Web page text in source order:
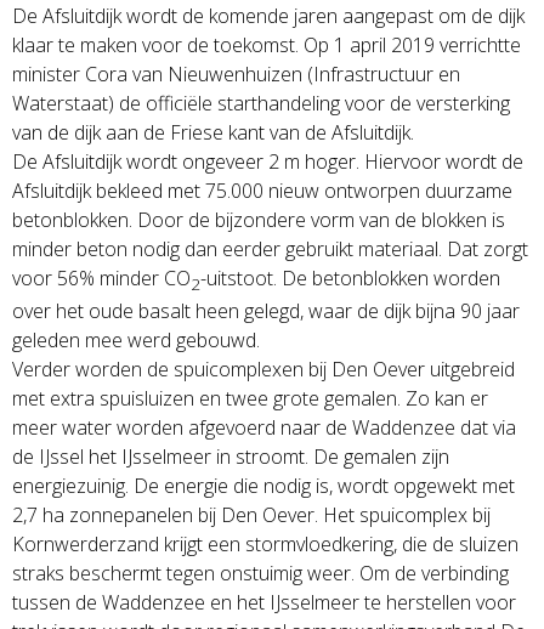
De Afsluitdijk wordt de komende jaren aangepast om de dijk
klaar te maken voor de toekomst. Op 1 april 2019 verrichtte
minister Cora van Nieuwenhuizen (Infrastructuur en
Waterstaat) de officiële starthandeling voor de versterking
van de dijk aan de Friese kant van de Afsluitdijk.
De Afsluitdijk wordt ongeveer 2 m hoger. Hiervoor wordt de
Afsluitdijk bekleed met 75.000 nieuw ontworpen duurzame
betonblokken. Door de bijzondere vorm van de blokken is
minder beton nodig dan eerder gebruikt materiaal. Dat zorgt
voor 56% minder CO2-uitstoot. De betonblokken worden
over het oude basalt heen gelegd, waar de dijk bijna 90 jaar
geleden mee werd gebouwd.
Verder worden de spuicomplexen bij Den Oever uitgebreid
met extra spuisluizen en twee grote gemalen. Zo kan er
meer water worden afgevoerd naar de Waddenzee dat via
de IJssel het IJsselmeer in stroomt. De gemalen zijn
energiezuinig. De energie die nodig is, wordt opgewekt met
2,7 ha zonnepanelen bij Den Oever. Het spuicomplex bij
Kornwerderzand krijgt een stormvloedkering, die de sluizen
straks beschermt tegen onstuimig weer. Om de verbinding
tussen de Waddenzee en het IJsselmeer te herstellen voor